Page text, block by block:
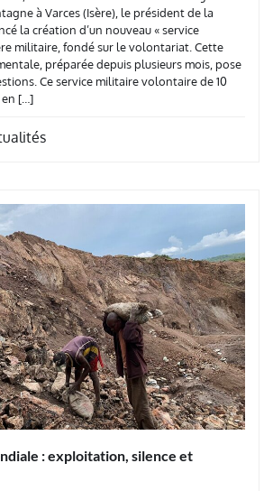
à Varces (Isère), le président de la
la création d’un nouveau « service
militaire, fondé sur le volontariat. Cette
préparée depuis plusieurs mois, pose
Ce service militaire volontaire de 10
en […]
: exploitation, silence et